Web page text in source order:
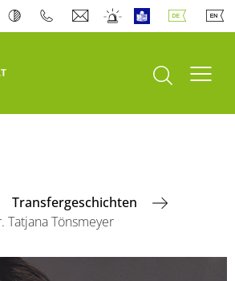
Suche öffnen
Transfergeschichten
Tatjana Tönsmeyer